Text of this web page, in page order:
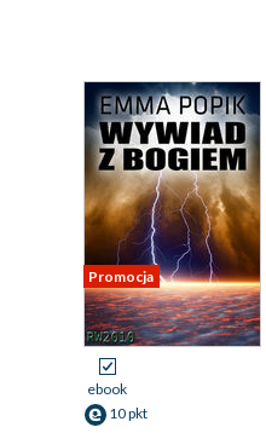
Promocja
ebook
10 pkt